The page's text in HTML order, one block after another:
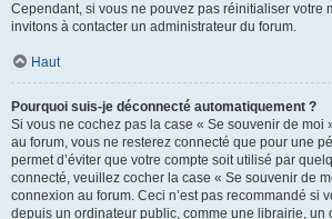
Cependant, si vous ne pouvez pas réinitialiser votre
invitons à contacter un administrateur du forum.
Haut
Pourquoi suis-je déconnecté automatiquement ?
Si vous ne cochez pas la case « Se souvenir de moi
au forum, vous ne resterez connecté que pour une
permet d’éviter que votre compte soit utilisé par
connecté, veuillez cocher la case « Se souvenir de
connexion au forum. Ceci n’est pas recommandé si
depuis un ordinateur public, comme une librairie, un